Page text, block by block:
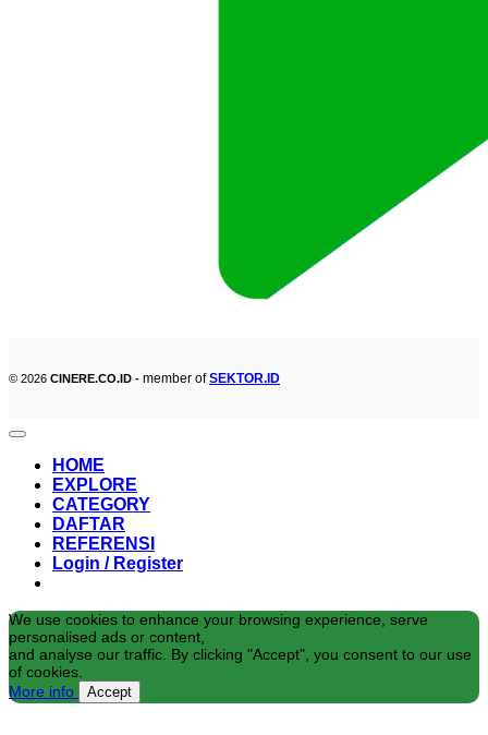
© 2026 CINERE.CO.ID - member ofSEKTOR.ID
HOME
EXPLORE
CATEGORY
DAFTAR
REFERENSI
Login / Register
We use cookies to enhance your browsing experience, serve
personalised ads or content,
and analyse our traffic. By clicking "Accept", you consent to our use
of cookies.
More info
Accept